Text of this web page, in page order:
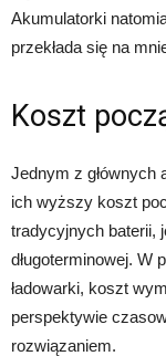
Akumulatorki
przekłada się na
Koszt
Jednym z głównych
ich wyższy koszt
tradycyjnych baterii,
długoterminowej. W
ładowarki, koszt
perspektywie
rozwiązaniem.